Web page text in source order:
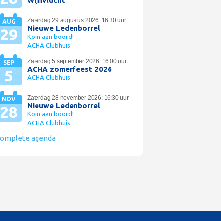
AUG
29
Zaterdag 29 augustus 2026: 16:30 uur
Nieuwe Ledenborrel
Kom aan boord!
ACHA Clubhuis
SEP
5
Zaterdag 5 september 2026: 16:00 uur
ACHA zomerfeest 2026
ACHA Clubhuis
NOV
28
Zaterdag 28 november 2026: 16:30 uur
Nieuwe Ledenborrel
Kom aan boord!
ACHA Clubhuis
agenda